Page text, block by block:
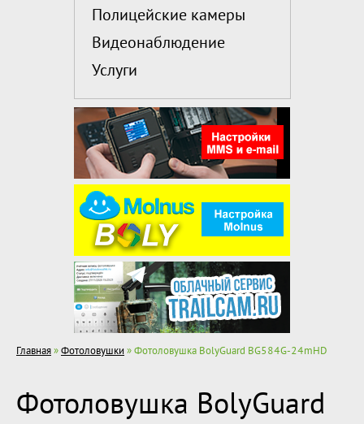
Полицейские камеры
Видеонаблюдение
Услуги
Главная » Фотоловушки » Фотоловушка BolyGuard BG584G-24mHD
Фотоловушка BolyGuard